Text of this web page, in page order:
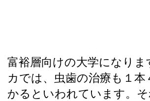
富裕層向けの大学になりま
カでは、虫歯の治療も１本
かるといわれています。